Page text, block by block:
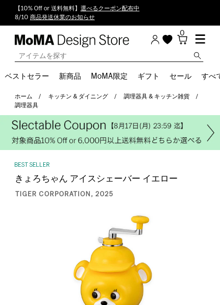
【10% Off or 送料無料】 選べるクーポン配布中
8/10 商品発送休業のお知らせ
0
ベストセラー 新商品 MoMA限定 ギフト セール すべ
ホーム キッチン & ダイニング
調理器具 & キッチン雑貨
調理器具
きょろちゃん アイスシェーバー イエロー
TIGER CORPORATION, 2025